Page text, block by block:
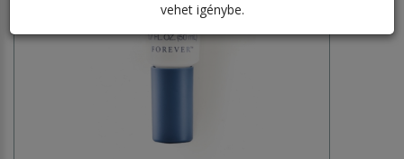
vehet igénybe.